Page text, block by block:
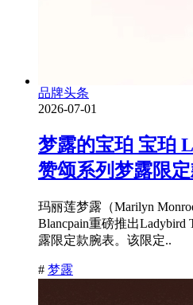
品牌头条
2026-07-01
梦露的宝珀 宝珀
赞颂系列梦露限
玛丽莲梦露（Marilyn
Blancpain重磅推出
露限定款腕表。该限定..
# 梦露